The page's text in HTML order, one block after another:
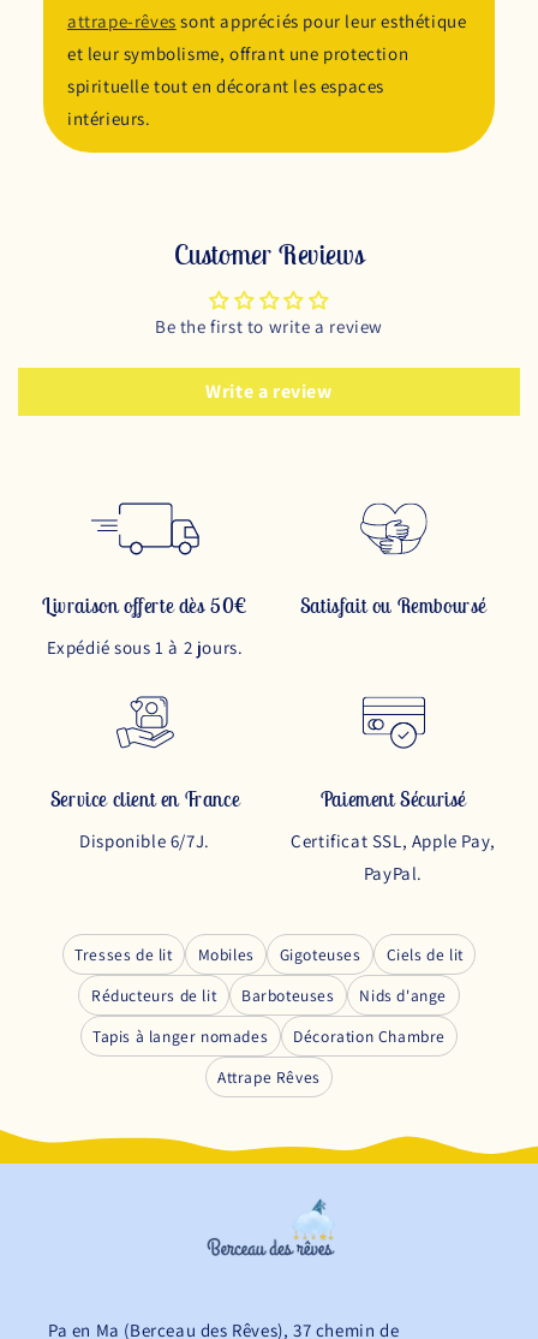
attrape-rêves sont appréciés pour leur esthétique
et leur symbolisme, offrant une protection
spirituelle tout en décorant les espaces
intérieurs.
Customer Reviews
Be the first to write a review
Write a review
Livraison offerte dès 50€
Expédié sous 1 à 2 jours.
Satisfait ou Remboursé
Service client en France
Disponible 6/7J.
Paiement Sécurisé
Certificat SSL, Apple Pay,
PayPal.
Tresses de lit Mobiles Gigoteuses
Ciels de lit
Réducteurs de lit
Barboteuses
Nids d'ange
Tapis à langer nomades
Décoration Chambre
Attrape Rêves
Pa en Ma (Berceau des Rêves), 37 chemin de